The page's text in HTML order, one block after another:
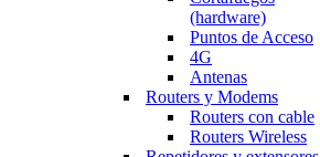
(hardware)
Puntos de Acceso
4G
Antenas
Routers y Modems
Routers con cable
Routers Wireless